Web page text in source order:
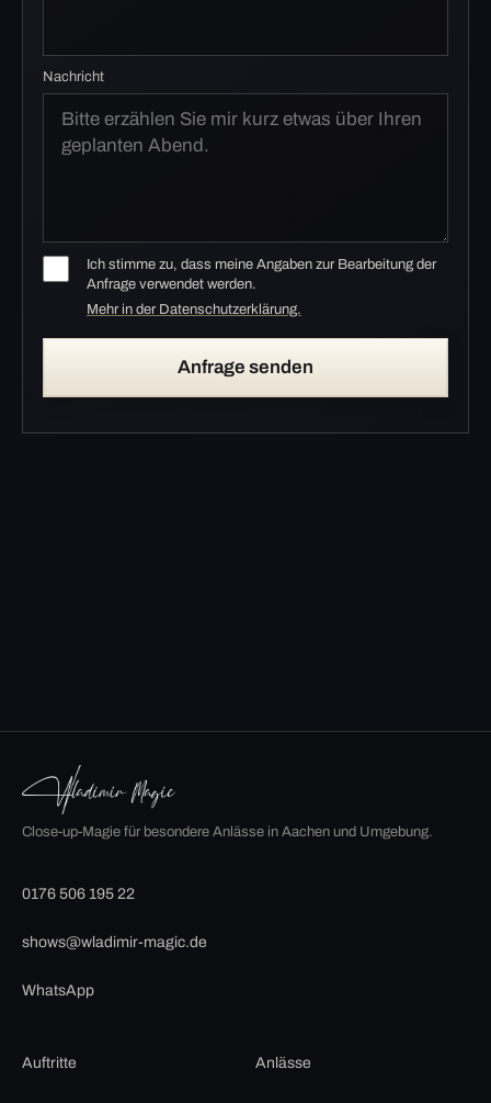
Nachricht
Ich stimme zu, dass meine Angaben zur Bearbeitung der
Anfrage verwendet werden.
Mehr in der Datenschutzerklärung.
Anfrage senden
Close-up-Magie für besondere Anlässe in Aachen und Umgebung.
0176 506 195 22
shows@wladimir-magic.de
WhatsApp
Auftritte Anlässe